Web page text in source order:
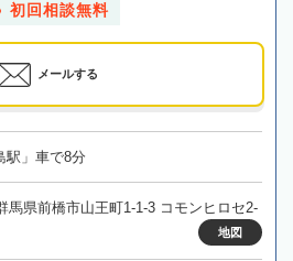
初回相談無料
メールする
駅」車で8分
馬県前橋市山王町1-1-3 コモンヒロセ2-
地図